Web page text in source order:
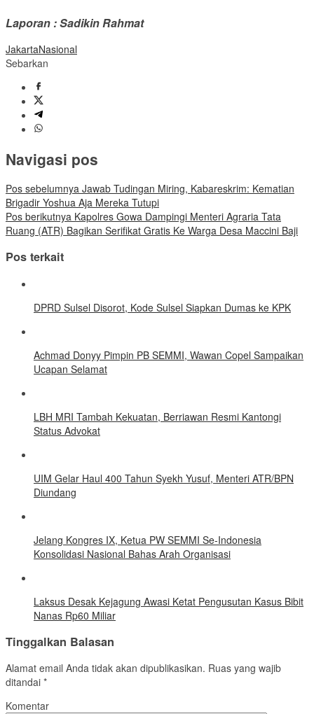
Laporan : Sadikin Rahmat
JakartaNasional
Sebarkan
Navigasi pos
Pos sebelumnya Jawab Tudingan Miring, Kabareskrim: Kematian
Brigadir Yoshua Aja Mereka Tutupi
Pos berikutnya Kapolres Gowa Dampingi Menteri Agraria Tata
Ruang (ATR) Bagikan Serifikat Gratis Ke Warga Desa Maccini Baji
Pos terkait
DPRD Sulsel Disorot, Kode Sulsel Siapkan Dumas ke KPK
Achmad Donyy Pimpin PB SEMMI, Wawan Copel Sampaikan
Ucapan Selamat
LBH MRI Tambah Kekuatan, Berriawan Resmi Kantongi
Status Advokat
UIM Gelar Haul 400 Tahun Syekh Yusuf, Menteri ATR/BPN
Diundang
Jelang Kongres IX, Ketua PW SEMMI Se-Indonesia
Konsolidasi Nasional Bahas Arah Organisasi
Laksus Desak Kejagung Awasi Ketat Pengusutan Kasus Bibit
Nanas Rp60 Miliar
Tinggalkan Balasan
Alamat email Anda tidak akan dipublikasikan. Ruas yang wajib
ditandai *
Komentar